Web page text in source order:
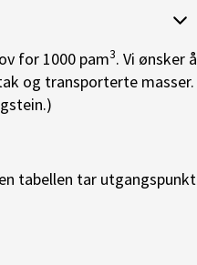
for 1000 pam3. Vi ønsker å
og transporterte masser.
tabellen tar utgangspunkt